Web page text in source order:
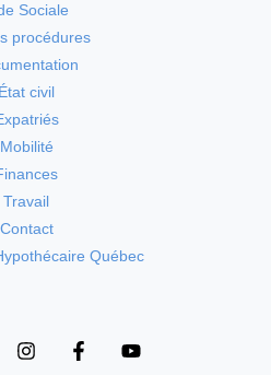
Sociale
procédures
État civil
Mobilité
Travail
Contact
Québec